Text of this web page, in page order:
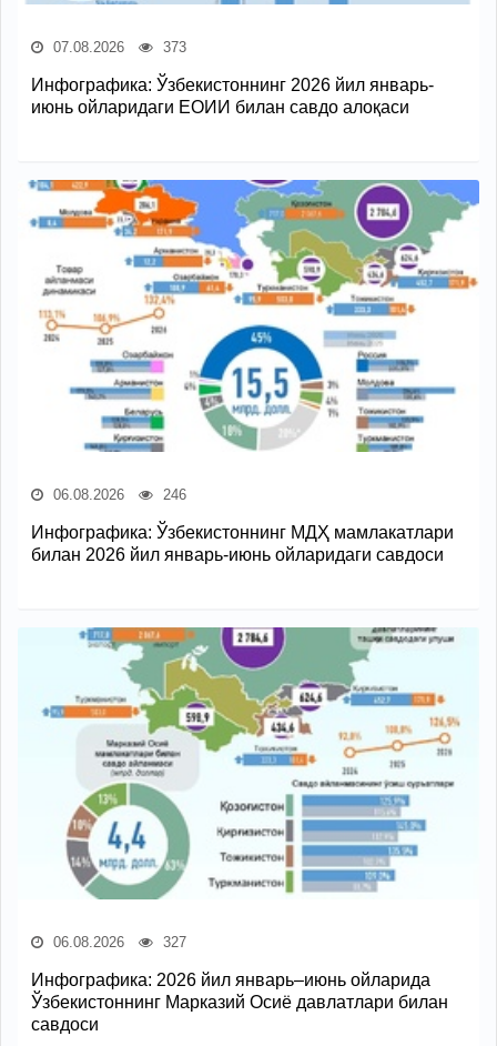
07.08.2026 373
Инфографика: Ўзбекистоннинг 2026 йил январь-
июнь ойларидаги ЕОИИ билан савдо алоқаси
06.08.2026 246
Инфографика: Ўзбекистоннинг МДҲ мамлакатлари
билан 2026 йил январь-июнь ойларидаги савдоси
06.08.2026 327
Инфографика: 2026 йил январь–июнь ойларида
Ўзбекистоннинг Марказий Осиё давлатлари билан
савдоси